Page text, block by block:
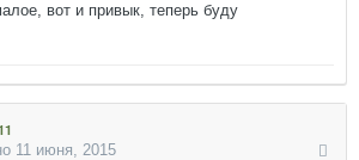
вот и привык, теперь буду
11 июня, 2015